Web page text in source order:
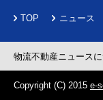
TOP ニュース
物流不動産ニュース
Copyright (C) 2015 e-